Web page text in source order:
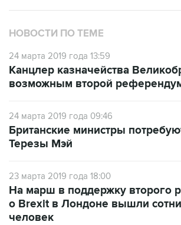
НОВОСТИ ПО ТЕМЕ
24 марта 2019 года 13:59
Канцлер казначейства
возможным второй
24 марта 2019 года 09:46
Британские министры
Терезы Мэй
23 марта 2019 года 18:00
На марш в поддержку второго
о Brexit в Лондоне вышли
человек